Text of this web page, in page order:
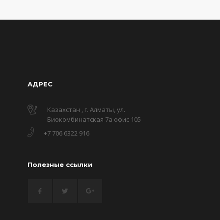
АДРЕС
Казахстан , г. Алматы, ул.
Биокомбинатская 7а офис 105
+7 706 6322 916
Полезные ссылки